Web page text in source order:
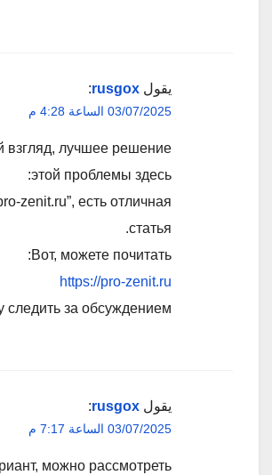
يقول rusgox
:
03/07/2025 الساعة 4:28 م
взгляд, лучшее решение
этой проблемы здесь:
zenit.ru”, есть отличная
статья.
Вот, можете почитать:
https://pro-zenit.ru
следить за обсуждением.
يقول rusgox
:
03/07/2025 الساعة 7:17 م
можно рассмотреть